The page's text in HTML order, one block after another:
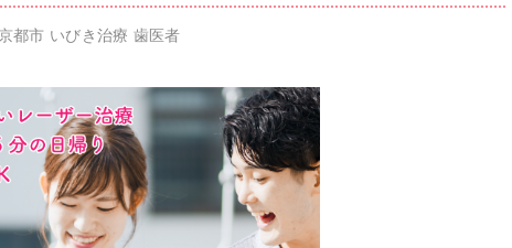
仁科歯科医院ブログ
都市 いびき治療 歯医者